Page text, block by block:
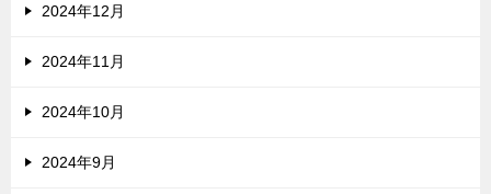
2024年12月
2024年11月
2024年10月
2024年9月